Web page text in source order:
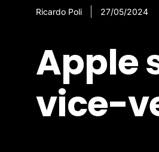
Ricardo Poli 27/05/2024
Apple
vice-